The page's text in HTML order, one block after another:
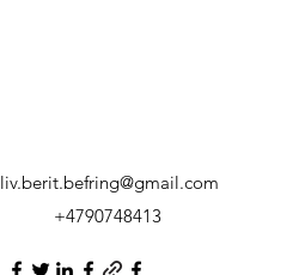
liv.berit.befring@gmail.com
+4790748413